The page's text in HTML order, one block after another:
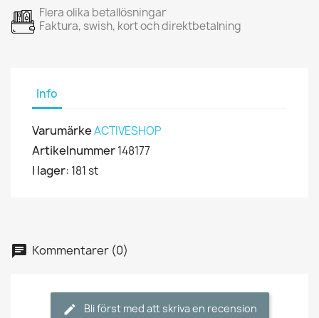
Flera olika betallösningar
Faktura, swish, kort och direktbetalning
Info
VarumärkeACTIVESHOP
Artikelnummer148177
I lager: 181 st
Kommentarer (0)
Bli först med att skriva en recension